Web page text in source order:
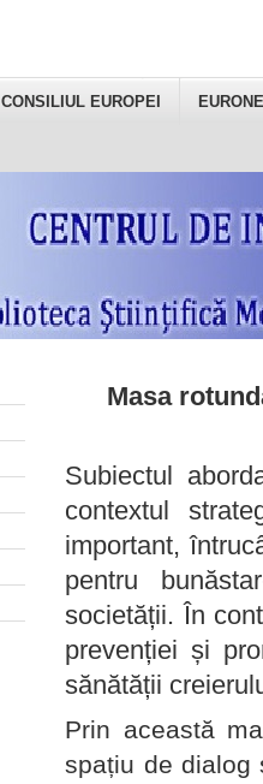
CONSILIUL EUROPEI
Masa
Subiectul
contextul
important,
pentru
societății. În
prevenției și
sănătății
Prin această
spațiu de dialog